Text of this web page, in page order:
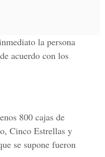
la persona
acuerdo con los
800 cajas de
Cinco Estrellas y
se supone fueron